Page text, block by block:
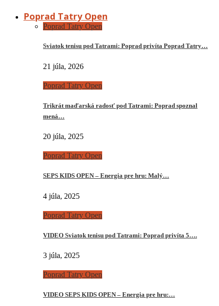
Poprad Tatry Open
Poprad Tatry Open
Sviatok tenisu pod Tatrami: Poprad privíta Poprad Tatry…
21 júla, 2026
Poprad Tatry Open
Trikrát maďarská radosť pod Tatrami: Poprad spoznal
mená…
20 júla, 2025
Poprad Tatry Open
SEPS KIDS OPEN – Energia pre hru: Malý…
4 júla, 2025
Poprad Tatry Open
VIDEO Sviatok tenisu pod Tatrami: Poprad privíta 5….
3 júla, 2025
Poprad Tatry Open
VIDEO SEPS KIDS OPEN – Energia pre hru:…